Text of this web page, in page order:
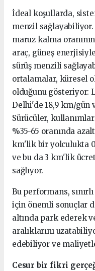
İdeal koşullarda,
menzil sağlayabiliyor.
maruz kalma
araç, güneş
sürüş menzili
ortalamalar, küresel
olduğunu gösteriyor:
Delhi'de 18,9 km/gün
Sürücüler,
%35-65 oranında
km'lik bir yolculukta
ve bu da 3 km'lik
sağlıyor.
Bu performans,
için önemli sonuçlar
altında park ederek
aralıklarını
edebiliyor ve
Cesur bir fikri